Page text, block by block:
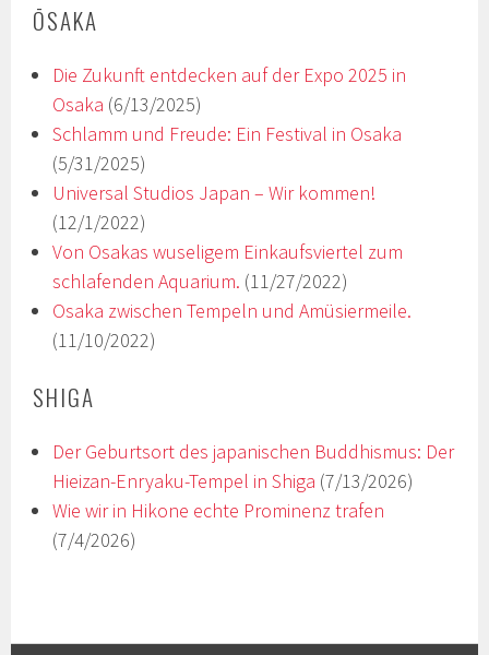
ŌSAKA
Die Zukunft entdecken auf der Expo 2025 in
Osaka (6/13/2025)
Schlamm und Freude: Ein Festival in Osaka
(5/31/2025)
Universal Studios Japan – Wir kommen!
(12/1/2022)
Von Osakas wuseligem Einkaufsviertel zum
schlafenden Aquarium. (11/27/2022)
Osaka zwischen Tempeln und Amüsiermeile.
(11/10/2022)
SHIGA
Der Geburtsort des japanischen Buddhismus: Der
Hieizan-Enryaku-Tempel in Shiga (7/13/2026)
Wie wir in Hikone echte Prominenz trafen
(7/4/2026)